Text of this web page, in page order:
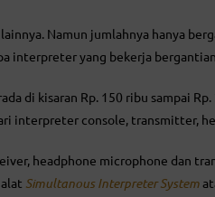
Namun jumlahnya hanya
interpreter yang bekerja
di kisaran Rp. 150 ribu sampai
interpreter console, transmitter,
headphone microphone dan
Simultanous InterpreterSystem